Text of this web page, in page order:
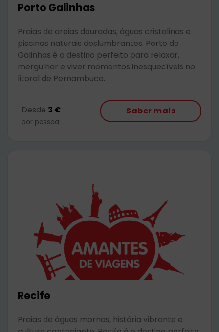
Porto Galinhas
Praias de areias douradas, águas cristalinas e
piscinas naturais deslumbrantes. Porto de
Galinhas é o destino perfeito para relaxar,
mergulhar e viver momentos inesquecíveis no
litoral de Pernambuco.
Desde 3 €
por pessoa
Saber mais
Recife
Praias de águas mornas, história vibrante e